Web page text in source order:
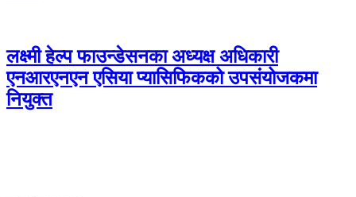
लक्ष्मी हेल्प फाउन्डेसनका अध्यक्ष अधिकारी
एनआरएनएन एसिया प्यासिफिकको उपसंयोजकमा
नियुक्त